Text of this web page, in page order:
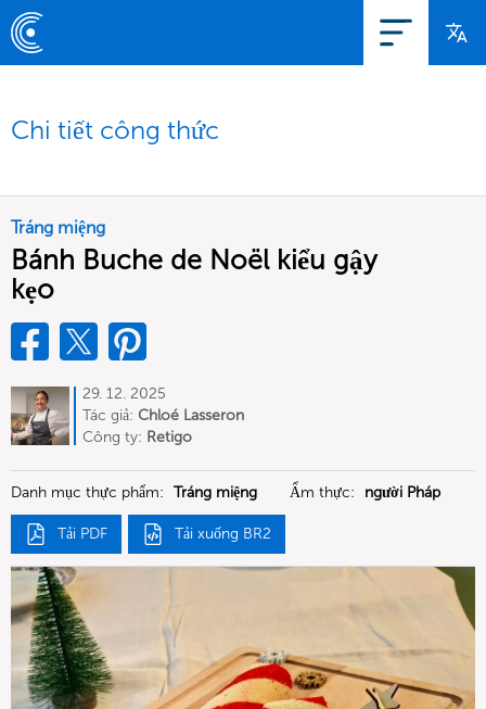
Chi tiết công thức
Tráng miệng
Bánh Buche de Noël kiểu gậy
kẹo
29. 12. 2025
Tác giả: Chloé Lasseron
Công ty: Retigo
Danh mục thực phẩm: Tráng miệng Ẩm thực: người Pháp
Tải PDF Tải xuống BR2